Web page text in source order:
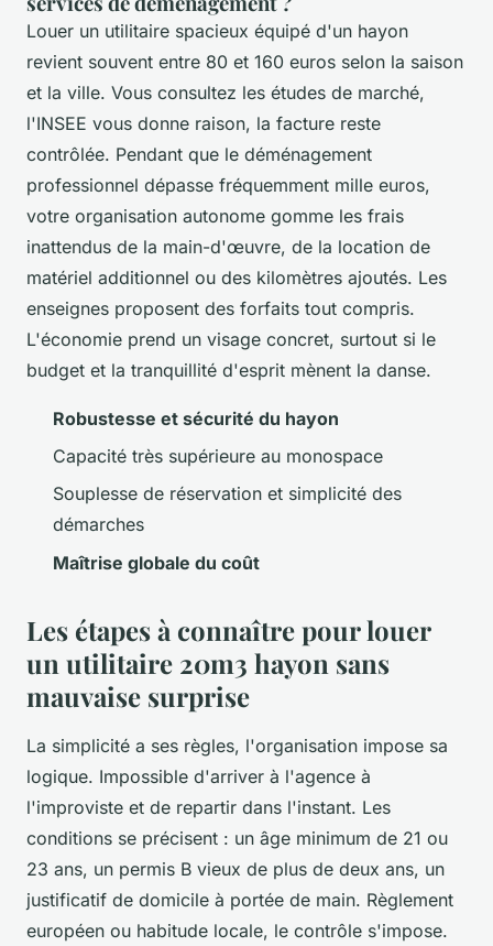
Louer un utilitaire spacieux équipé d'un hayon
revient souvent entre 80 et 160 euros selon la saison
et la ville. Vous consultez les études de marché,
l'INSEE vous donne raison, la facture reste
contrôlée. Pendant que le déménagement
professionnel dépasse fréquemment mille euros,
votre organisation autonome gomme les frais
inattendus de la main-d'œuvre, de la location de
matériel additionnel ou des kilomètres ajoutés. Les
enseignes proposent des forfaits tout compris.
L'économie prend un visage concret, surtout si le
budget et la tranquillité d'esprit mènent la danse.
Robustesse et sécurité du hayon
Capacité très supérieure au monospace
Souplesse de réservation et simplicité des
démarches
Maîtrise globale du coût
Les étapes à connaître pour louer
un utilitaire 20m3 hayon sans
mauvaise surprise
La simplicité a ses règles, l'organisation impose sa
logique. Impossible d'arriver à l'agence à
l'improviste et de repartir dans l'instant. Les
conditions se précisent : un âge minimum de 21 ou
23 ans, un permis B vieux de plus de deux ans, un
justificatif de domicile à portée de main. Règlement
européen ou habitude locale, le contrôle s'impose.